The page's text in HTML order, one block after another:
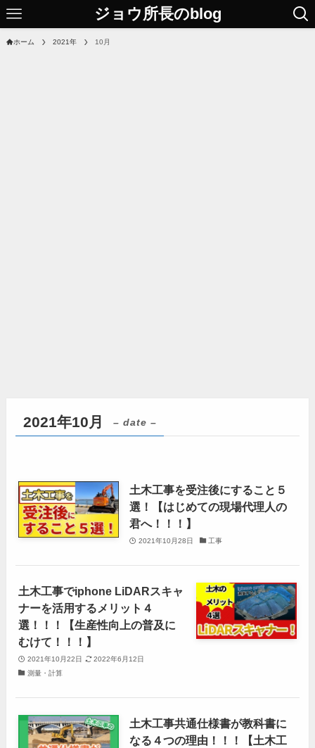
ジョウ所長のblog
ホーム 2021年 10月
2021年10月 – date –
土木工事を受注後にすること５
選！【はじめての現場代理人の
君へ！！！】
2021年10月28日 工事
土木工事でiphone LiDARスキャ
ナーを活用するメリット４
選！！！【生産性向上の普及に
むけて！！！】
2021年10月22日
2022年6月12日
測量・計算
土木工事共通仕様書が教科書に
なる４つの理由！！！【土木工